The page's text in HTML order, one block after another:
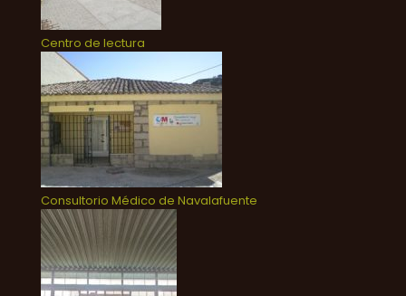
Centro de lectura
Consultorio Médico de Navalafuente